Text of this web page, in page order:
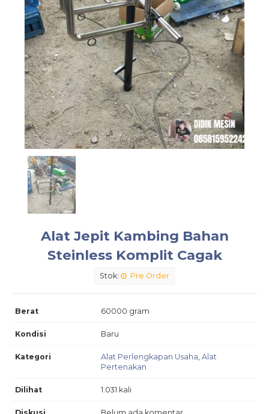
Alat Jepit Kambing Bahan
Steinless Komplit Cagak
Stok: Pre Order
Berat 60000 gram
Kondisi Baru
Kategori Alat Perlengkapan Usaha, Alat
Pertenakan
Dilihat 1.031 kali